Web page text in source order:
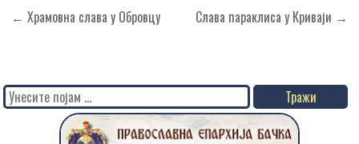
Кретање
← Храмовна слава у Обровцу Слава параклиса у Криваји →
Search
for: